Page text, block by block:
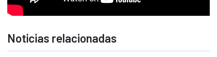
Noticias relacionadas